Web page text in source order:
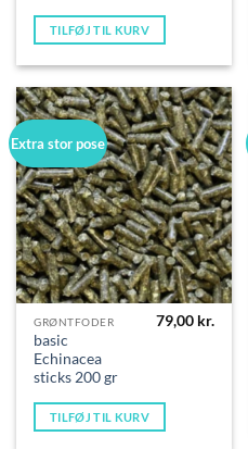
TILFØJ TIL KURV
Extra stor pose
GRØNTFODER
basic
Echinacea
sticks 200 gr
79,00 kr.
TILFØJ TIL KURV